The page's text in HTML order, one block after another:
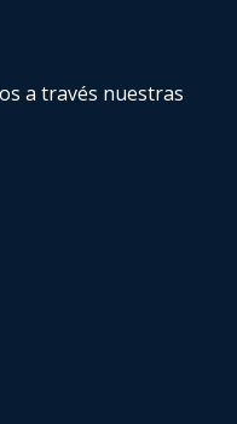
a través nuestras